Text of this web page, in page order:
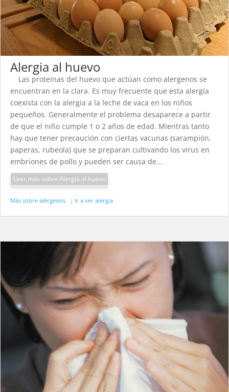
Alergia al huevo
Las proteinas del huevo que actúan como alergenos se
encuentran en la clara. Es muy frecuente que esta alergia
coexista con la alergia a la leche de vaca en los niños
pequeños. Generalmente el problema desaparece a partir
de que el niño cumple 1 o 2 años de edad. Mientras tanto
hay que tener precaución con ciertas vacunas (sarampión,
paperas, rubeola) que se preparan cultivando los virus en
embriones de pollo y pueden ser causa de...
Leer más sobre Alergia al huevo
Más sobre alérgenos | Ir a ver alergia